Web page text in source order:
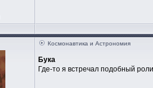
Космонавтика и Астрономия
Бука
Где-то я встречал подобный